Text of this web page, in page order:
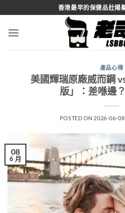
to
content
香港最早的保健品壯陽
產品心得
美國輝瑞原廠威而鋼
版」：差喺邊
POSTED ON 2026-06-08
08
6 月